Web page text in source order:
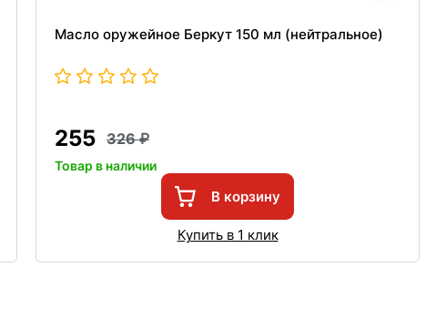
Масло оружейное Беркут 150 мл (нейтральное)
255 326
Товар в наличии
В корзину
Купить в 1 клик